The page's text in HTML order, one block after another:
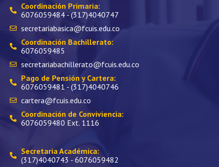
Coordinación Primaria:
6076059484 - (317)4040747
secretariabasica@fcuis.edu.co
Coordinación Bachillerato:
6076059485
secretariabachillerato@fcuis.edu.co
Pago de Pensión y Cartera:
6076059481 - (317)4040746
cartera@fcuis.edu.co
Coordinación de Conviviencia:
6076059480 Ext. 1116
Secretaria Académica:
(317)4040743 - 6076059482